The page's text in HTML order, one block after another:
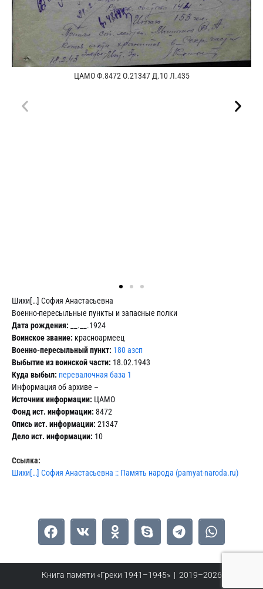
ЦАМО Ф.8472 О.21347 Д.10 Л.435
Шихи[…] София Анастасьевна
Военно-пересыльные пункты и запасные полки
Дата рождения: __.__.1924
Воинское звание: красноармеец
Военно-пересыльный пункт: 180 азсп
Выбытие из воинской части: 18.02.1943
Куда выбыл: перевалочная база 1
Информация об архиве –
Источник информации: ЦАМО
Фонд ист. информации: 8472
Опись ист. информации: 21347
Дело ист. информации: 10
Ссылка:
Шихи[…] София Анастасьевна :: Память народа (pamyat-naroda.ru)
Книга памяти «Греки 1941–1945» | 2019–2026